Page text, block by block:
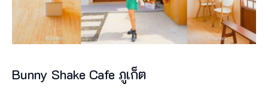
Bunny Shake Cafe ภูเก็ต